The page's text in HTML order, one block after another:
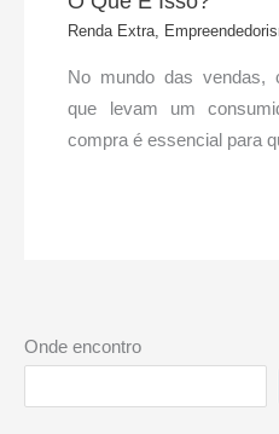
Renda Extra,
No mundo das vendas,
que levam um
compra é essencial para
Onde encontro